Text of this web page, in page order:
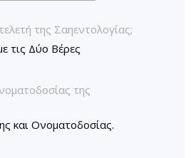
της Σαηεντολογίας;
τις Δύο Βέρες
της
και Ονοματοδοσίας.